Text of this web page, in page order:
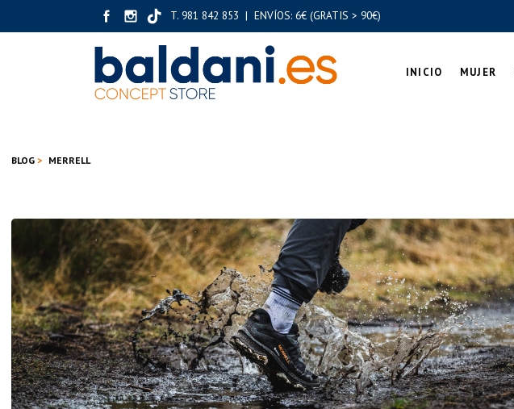
T. 981 842 853 | ENVÍOS: 6€ (GRATIS > 90€)
INICIO MUJER
BLOG MERRELL